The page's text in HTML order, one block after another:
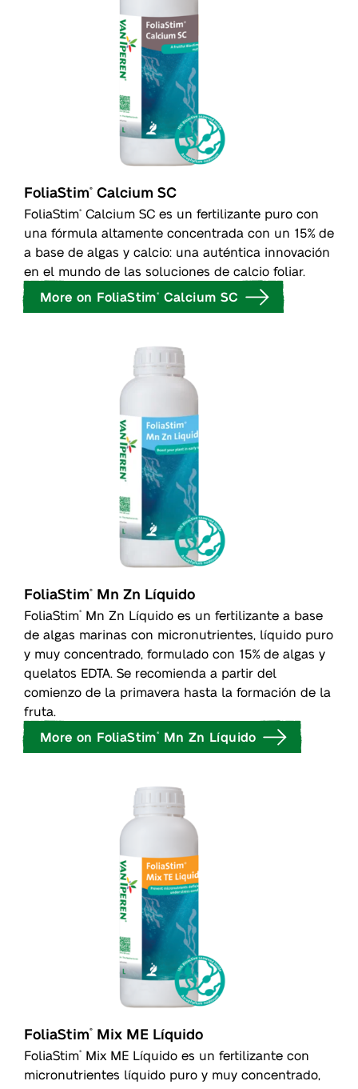
FoliaStim® Calcium SC
FoliaStim®
Calcium SC es un fertilizante puro con
una fórmula altamente concentrada con un 15% de
a base de algas y calcio: una auténtica innovación
en el mundo de las soluciones de calcio foliar.
More on FoliaStim® Calcium SC
FoliaStim® Mn Zn Líquido
FoliaStim®
Mn Zn Líquido es un fertilizante a base
de algas marinas con micronutrientes, líquido puro
y muy concentrado, formulado con 15% de algas y
quelatos EDTA. Se recomienda a partir del
comienzo de la primavera hasta la formación de la
fruta.
More on FoliaStim® Mn Zn Líquido
FoliaStim® Mix ME Líquido
FoliaStim®
Mix ME Líquido es un fertilizante con
micronutrientes líquido puro y muy concentrado,